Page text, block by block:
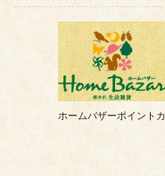
ホームバザーポイント